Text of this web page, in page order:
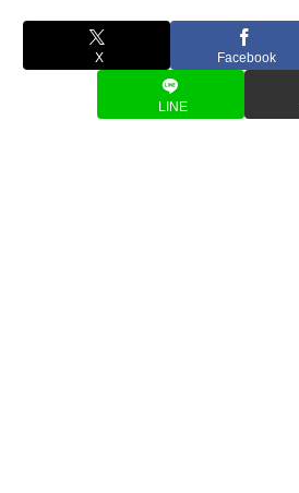
X Facebook
LINE